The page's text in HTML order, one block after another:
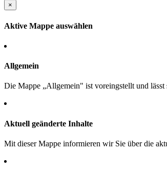
×
Aktive Mappe auswählen
Allgemein
Die Mappe „Allgemein" ist voreingstellt und lässt
Aktuell geänderte Inhalte
Mit dieser Mappe informieren wir Sie über die